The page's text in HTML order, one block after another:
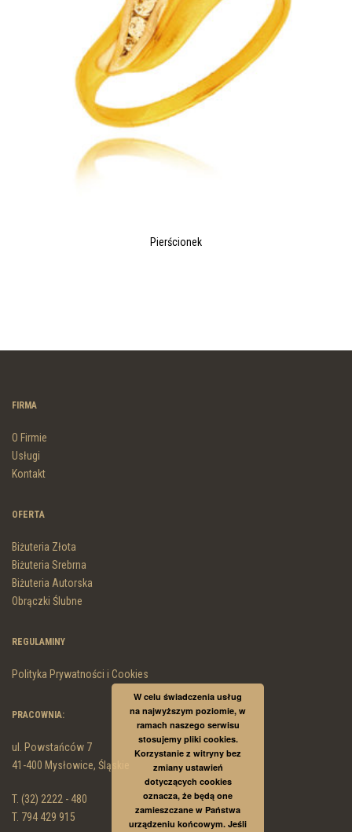
Pierścionek
FIRMA
O Firmie
Usługi
Kontakt
OFERTA
Biżuteria Złota
Biżuteria Srebrna
Biżuteria Autorska
Obrączki Ślubne
REGULAMINY
Polityka Prywatności i Cookies
PRACOWNIA:
ul. Powstańców 7
41-400 Mysłowice, Śląskie
T. (32) 2222 - 480
T. 794 429 915
W celu świadczenia usług
na najwyższym poziomie, w
ramach naszego serwisu
stosujemy pliki cookies.
Korzystanie z witryny bez
zmiany ustawień
dotyczących cookies
oznacza, że będą one
zamieszczane w Państwa
urządzeniu końcowym. Jeśli